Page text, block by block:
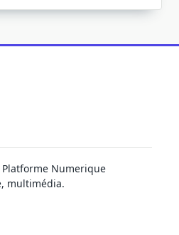
Platforme Numerique
multimédia.